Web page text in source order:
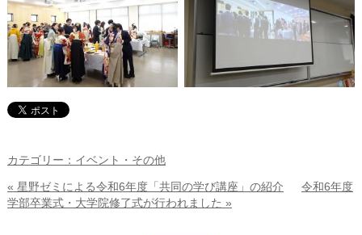
カテゴリー：イベント・その他
« 星野ゼミによる令和6年度「共同の学び講座」の紹介
令和6年度
学部卒業式・大学院修了式が行われました »